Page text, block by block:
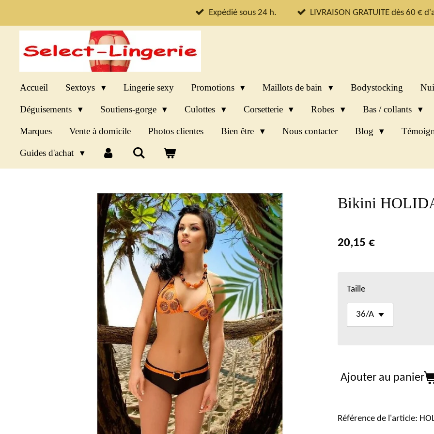
au
contenu
Expédié sous 24 h. LIVRAISON GRATUITE dès 60 €
Accueil Sextoys Lingerie sexy Promotions Maillots de bain Bodystocking
Déguisements Soutiens-gorge Culottes Corsetterie Robes Bas / collants
Marques Vente à domicile Photos clientes Bien être Nous contacter Blog
Guides d'achat
Bikini
20,15 €
Taille
Ajouter au panier
Référence de l'article: